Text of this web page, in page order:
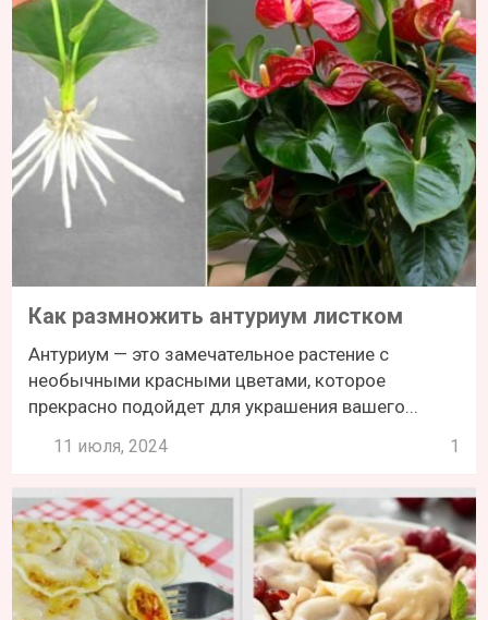
Как размножить антуриум листком
Антуриум — это замечательное растение с
необычными красными цветами, которое
прекрасно подойдет для украшения вашего...
11 июля, 2024 1